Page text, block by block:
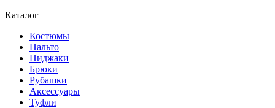
Каталог
Костюмы
Пальто
Пиджаки
Брюки
Рубашки
Аксессуары
Туфли